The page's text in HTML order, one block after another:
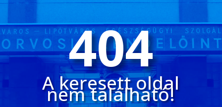
404
A keresett oldal
nem található!